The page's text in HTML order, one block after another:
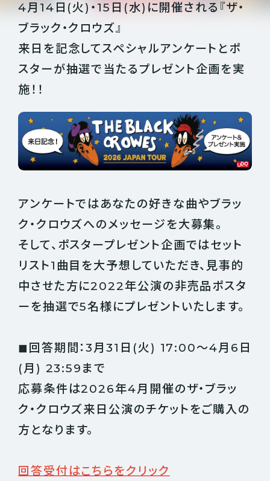
4月14日(火)・15日(水)に開催される『ザ・
ブラック・クロウズ』
来日を記念してスペシャルアンケートとポ
スターが抽選で当たるプレゼント企画を実
施！！
アンケートではあなたの好きな曲やブラッ
ク・クロウズへのメッセージを大募集。
そして、ポスタープレゼント企画ではセット
リスト1曲目を大予想していただき、見事的
中させた方に2022年公演の非売品ポスタ
ーを抽選で5名様にプレゼントいたします。
◼︎回答期間：3月31日(火) 17:00〜4月6日
(月) 23:59まで
応募条件は2026年4月開催のザ・ブラッ
ク・クロウズ来日公演のチケットをご購入の
方となります。
回答受付はこちらをクリック